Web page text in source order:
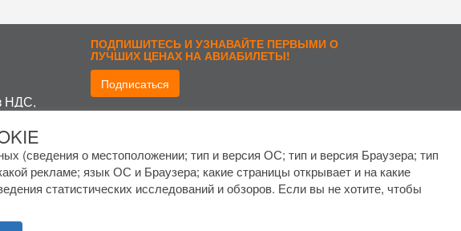
НДС,
и
ПОДПИШИТЕСЬ И УЗНАВАЙТЕ ПЕРВЫМИ О
ЛУЧШИХ ЦЕНАХ НА АВИАБИЛЕТЫ!
Подписаться
(сведения о местоположении; тип и версия ОС; тип и версия Браузера; тип
рекламе; язык ОС и Браузера; какие страницы открывает и на какие
статистических исследований и обзоров. Если вы не хотите, чтобы